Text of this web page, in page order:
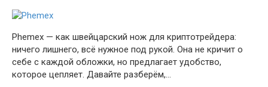
Phemex — как швейцарский нож для криптотрейдера:
ничего лишнего, всё нужное под рукой. Она не кричит о
себе с каждой обложки, но предлагает удобство,
которое цепляет. Давайте разберём,…